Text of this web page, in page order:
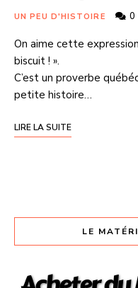
UN PEU D'HISTOIRE 0
On aime cette
biscuit ! ».
C’est un proverbe
petite histoire…
LIRE LA SUITE
LE